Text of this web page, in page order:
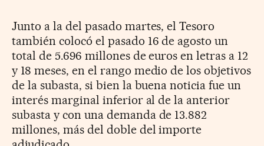
Junto a la del pasado martes, el Tesoro
también colocó el pasado 16 de agosto un
total de 5.696 millones de euros en letras a 12
y 18 meses, en el rango medio de los objetivos
de la subasta, si bien la buena noticia fue un
interés marginal inferior al de la anterior
subasta y con una demanda de 13.882
millones, más del doble del importe